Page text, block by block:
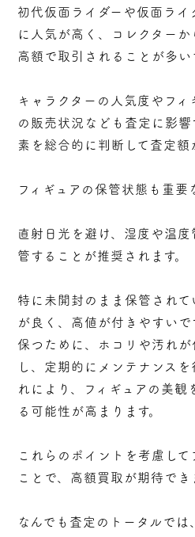
初代仮面ライダーや仮面ライ
に人気が高く、コレクターか
高額で取引されることが多い
キャラクターの人気度やフィ
の販売状況なども査定に影
素を総合的に判断して査定額
フィギュアの保管状態も重要
直射日光を避け、湿度や温
管することが推奨されます。
特に未開封のまま保管されて
が良く、高値が付きやすいで
保つために、ホコリや汚れ
し、定期的にメンテナンスを
れにより、フィギュアの美観
る可能性が高まります。
これらのポイントを考慮し
ことで、高額買取が期待でき
なんでも査定のトータルで